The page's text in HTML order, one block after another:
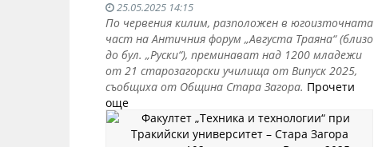
25.05.2025 14:15
По червения килим, разположен в югоизточната
част на Античния форум „Августа Траяна“ (близо
до бул. „Руски“), преминават над 1200 младежи
от 21 старозагорски училища от Випуск 2025,
съобщиха от Община Стара Загора. Прочети
още